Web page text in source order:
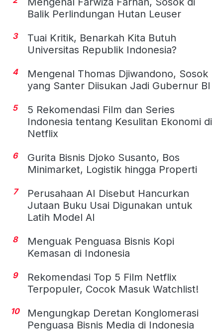
Balik Perlindungan Hutan Leuser
3
Tuai Kritik, Benarkah Kita Butuh
Universitas Republik Indonesia?
4
Mengenal Thomas Djiwandono, Sosok
yang Santer Diisukan Jadi Gubernur BI
5
5 Rekomendasi Film dan Series
Indonesia tentang Kesulitan Ekonomi di
Netflix
6
Gurita Bisnis Djoko Susanto, Bos
Minimarket, Logistik hingga Properti
7
Perusahaan AI Disebut Hancurkan
Jutaan Buku Usai Digunakan untuk
Latih Model AI
8
Menguak Penguasa Bisnis Kopi
Kemasan di Indonesia
9
Rekomendasi Top 5 Film Netflix
Terpopuler, Cocok Masuk Watchlist!
10
Mengungkap Deretan Konglomerasi
Penguasa Bisnis Media di Indonesia